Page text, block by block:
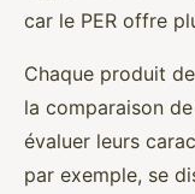
car le PER offre
Chaque produit
la comparaison
évaluer leurs
par exemple, se